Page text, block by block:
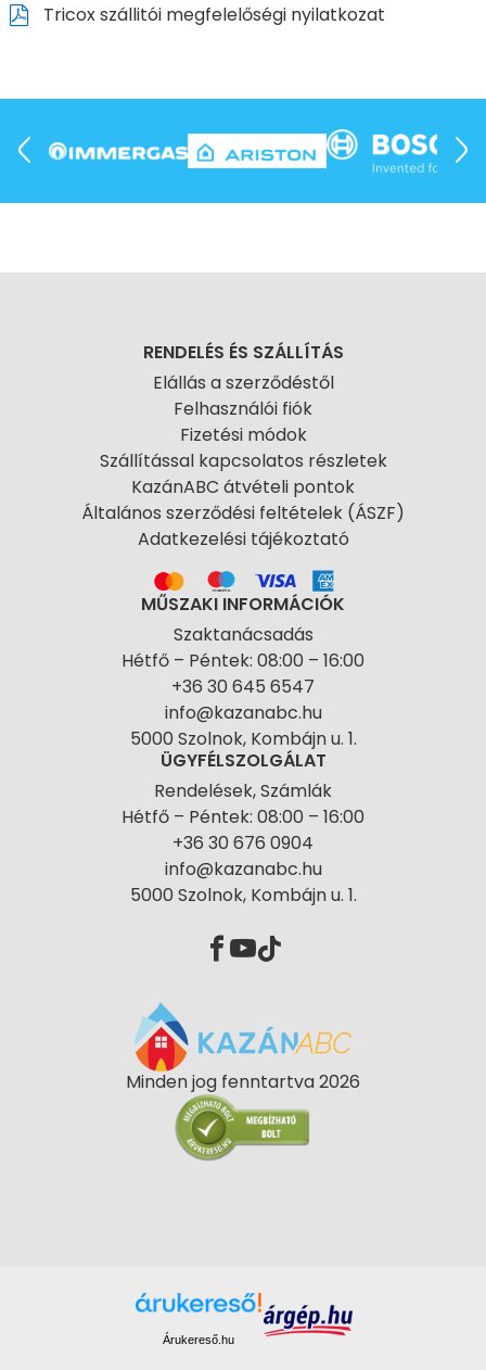
Tricox szállitói megfelelőségi nyilatkozat
RENDELÉS ÉS SZÁLLÍTÁS
Elállás a szerződéstől
Felhasználói fiók
Fizetési módok
Szállítással kapcsolatos részletek
KazánABC átvételi pontok
Általános szerződési feltételek (ÁSZF)
Adatkezelési tájékoztató
MŰSZAKI INFORMÁCIÓK
Szaktanácsadás
Hétfő – Péntek: 08:00 – 16:00
+36 30 645 6547
info@kazanabc.hu
5000 Szolnok, Kombájn u. 1.
ÜGYFÉLSZOLGÁLAT
Rendelések, Számlák
Hétfő – Péntek: 08:00 – 16:00
+36 30 676 0904
info@kazanabc.hu
5000 Szolnok, Kombájn u. 1.
Minden jog fenntartva 2026
Árukereső.hu